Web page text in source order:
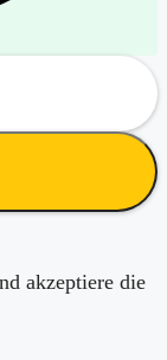
akzeptiere die